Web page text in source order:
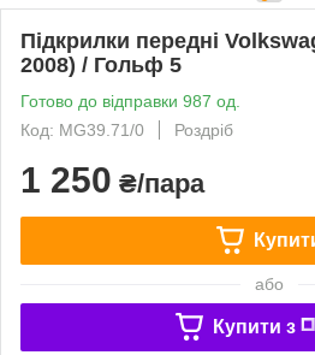
Підкрилки передні
2008) / Гольф 5
Готово до відправки 987 од.
Код: MG39.71/0
Роздріб
1 250 ₴/пара
або
Купити з